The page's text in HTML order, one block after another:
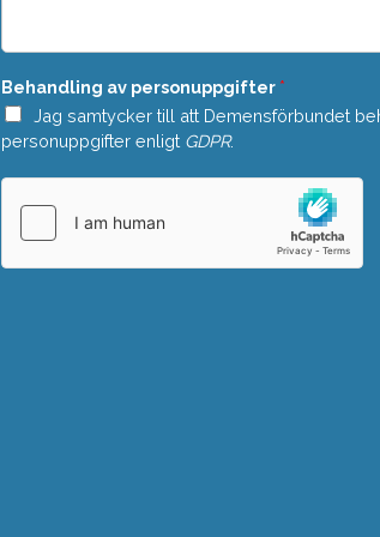
a
d
e
*
Behandling av personuppgifter *
Jag samtycker till att Demensförbundet
personuppgifter enligt GDPR.